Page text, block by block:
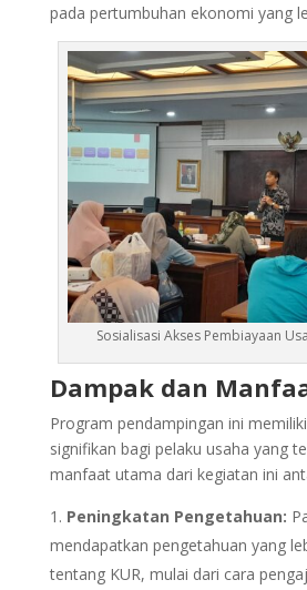
pada pertumbuhan ekonomi yang
Sosialisasi Akses Pembiayaan
Dampak dan
Program pendampingan ini
signifikan bagi pelaku usaha yang
manfaat utama dari kegiatan ini
Peningkatan Pengetahuan:
mendapatkan pengetahuan yang
tentang KUR, mulai dari cara